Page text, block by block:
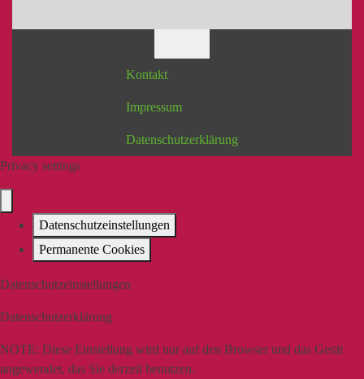
Kontakt
Impressum
Datenschutzerklärung
Privacy settings
Datenschutzeinstellungen
Permanente Cookies
Datenschutzeinstellungen
Datenschutzerklärung
NOTE: Diese Einstellung wird nur auf den Browser und das Gerät
angewendet, das Sie derzeit benutzen.